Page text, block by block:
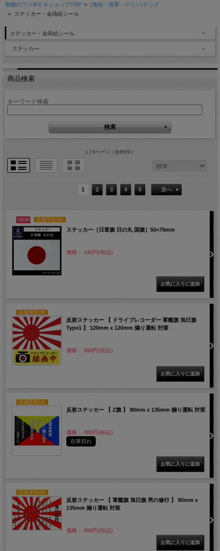
制服のフジＷＥＢショップTOP > (海自・海軍・マリン)グッズ
> ステッカー・金蒔絵シール
ステッカー・金蒔絵シール
ステッカー
商品検索
キーワード検索
1 / 5ページ（全85件）
1 2 3 4 5 次へ
NEW 店舗受取OK
ステッカー［日章旗 日の丸 国旗］50×75mm
価格： 440円(税込)
店舗受取OK
反射ステッカー 【 ドライブレコーダー 軍艦旗 旭日旗
Type1 】 120mm x 120mm 煽り運転 対策
価格： 880円(税込)
店舗受取OK
反射ステッカー 【 Z旗 】 90mm x 135mm 煽り運転 対策
価格： 880円(税込)
在庫切れ
店舗受取OK
反射ステッカー 【 軍艦旗 旭日旗 男の修行 】 90mm x
135mm 煽り運転 対策
価格： 880円(税込)